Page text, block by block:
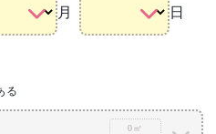
月 日
る
0㎡